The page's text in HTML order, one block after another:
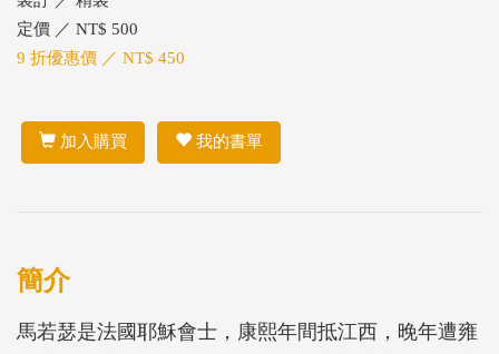
定價 ／ NT$ 500
9 折優惠價 ／ NT$ 450
加入購買 我的書單
簡介
馬若瑟是法國耶穌會士，康熙年間抵江西，晚年遭雍